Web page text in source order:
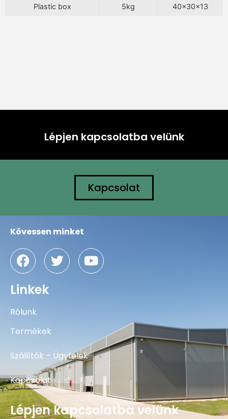
Plastic box 5kg 40x30x13
Lépjen kapcsolatba velünk
Kapcsolat
Kövessen minket
Linkek
Rólunk
Termékek
Szállítók – Ügyfelek
Kapcsolat
Lépjen kapcsolatba velünk